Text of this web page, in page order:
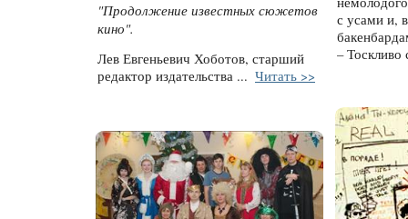
"Продолжение известных сюжетов
кино".
Лев Евгеньевич Хоботов, старший
редактор издательства ... Читать >>
с усами и,
– Тоскливо